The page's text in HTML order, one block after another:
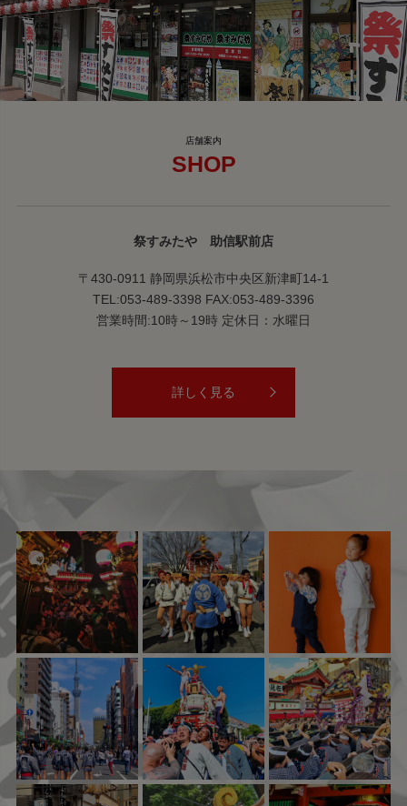
SHOP
祭すみたや 助信駅前店
〒430-0911 静岡県浜松市中央区新津町14-1
TEL:053-489-3398 FAX:053-489-3396
営業時間:10時～19時 定休日：水曜日
詳しく見る